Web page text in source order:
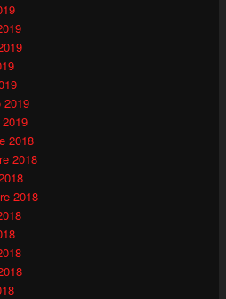
2019
2018
2018
2018